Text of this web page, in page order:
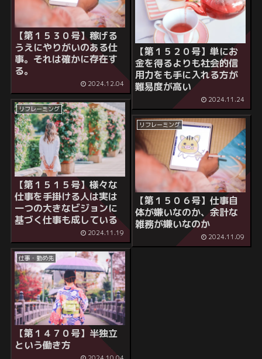
【第１５３０号】稼げる
うえにやりがいのある仕
事。それは確かに存在す
る。
2024.12.04
【第１５２０号】単にお
金を得るよりも社会的信
用力をも手に入れる方が
難易度が高い
2024.11.24
リフレーミング
【第１５１５号】様々な
仕事を手掛ける人は実は
一つの大きなビジョンに
基づく仕事も成している
2024.11.19
リフレーミング
【第１５０６号】仕事自
体が嫌いなのか、余計な
雑務が嫌いなのか
2024.11.09
仕事・勤め先
【第１４７０号】半独立
という働き方